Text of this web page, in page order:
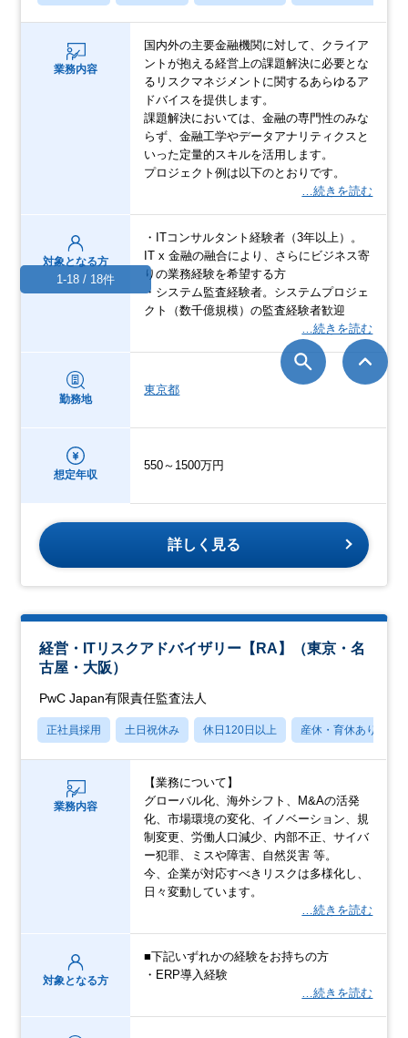
業務内容
国内外の主要金融機関に対して、クライア
ントが抱える経営上の課題解決に必要とな
るリスクマネジメントに関するあらゆるア
ドバイスを提供します。
課題解決においては、金融の専門性のみな
らず、金融工学やデータアナリティクスと
いった定量的スキルを活用します。
プロジェクト例は以下のとおりです。
…続きを読む
対象となる方
・ITコンサルタント経験者（3年以上）。
IT x 金融の融合により、さらにビジネス寄
りの業務経験を希望する方
・システム監査経験者。システムプロジェ
クト（数千億規模）の監査経験者歓迎
…続きを読む
勤務地
東京都
想定年収
550～1500万円
詳しく見る
経営・ITリスクアドバイザリー【RA】（東京・名
古屋・大阪）
PwC Japan有限責任監査法人
正社員採用 土日祝休み 休日120日以上 産休・育休あり
業務内容
【業務について】
グローバル化、海外シフト、M&Aの活発
化、市場環境の変化、イノベーション、規
制変更、労働人口減少、内部不正、サイバ
ー犯罪、ミスや障害、自然災害 等。
今、企業が対応すべきリスクは多様化し、
日々変動しています。
…続きを読む
対象となる方
■下記いずれかの経験をお持ちの方
・ERP導入経験
…続きを読む
1-18 / 18件